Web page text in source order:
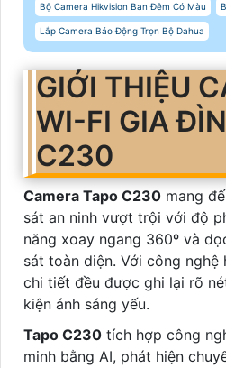
Bộ Camera Hikvision Ban Đêm Có Màu
Lắp Camera Báo Động Trọn Bộ Dahua
GIỚI THIỆU
WI-FI GIA
C230
Camera Tapo C230 mang
sát an ninh vượt trội với độ
năng xoay ngang 360º và
sát toàn diện. Với công nghệ
chi tiết đều được ghi lại rõ
kiện ánh sáng yếu.
Tapo C230 tích hợp công
minh bằng AI, phát hiện